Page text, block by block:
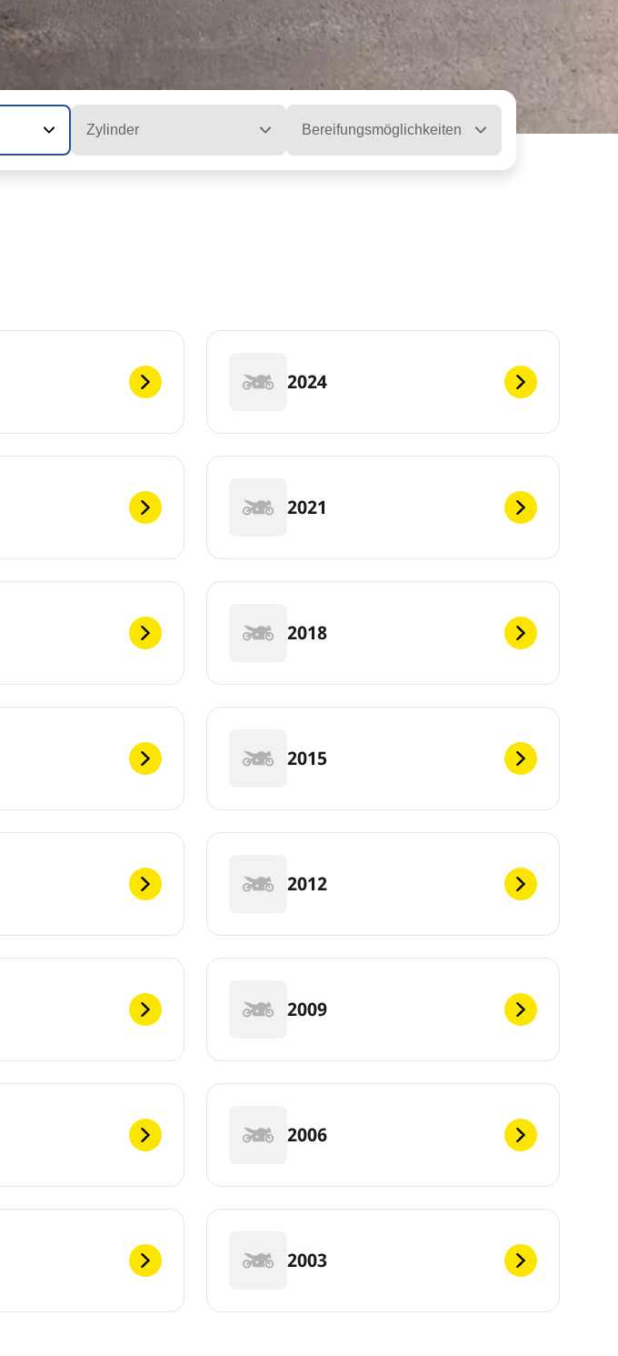
Zylinder Bereifungsmöglichkeiten
2024
2021
2018
2015
2012
2009
2006
2003